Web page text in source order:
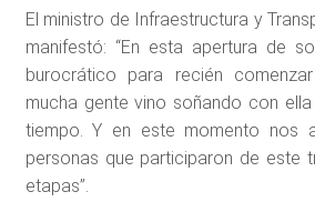
El ministro de Infraestructura y
manifestó: “En esta apertura de
burocrático para recién
mucha gente vino soñando con
tiempo. Y en este momento nos
personas que participaron de este
etapas”.